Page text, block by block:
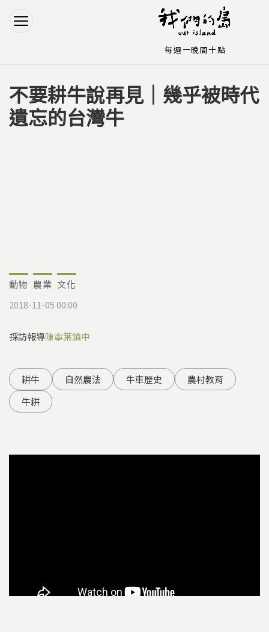
Jump to Navigation
Jump to Main content
您在這裡
不要耕牛說再見｜幾乎被時代
遺忘的台灣牛
動物 農業 文化
2018-11-05 00:00
採訪報導陳寧葉鎮中
耕牛 自然農法 牛車歷史
農村教育
牛耕
每週一晚間十點